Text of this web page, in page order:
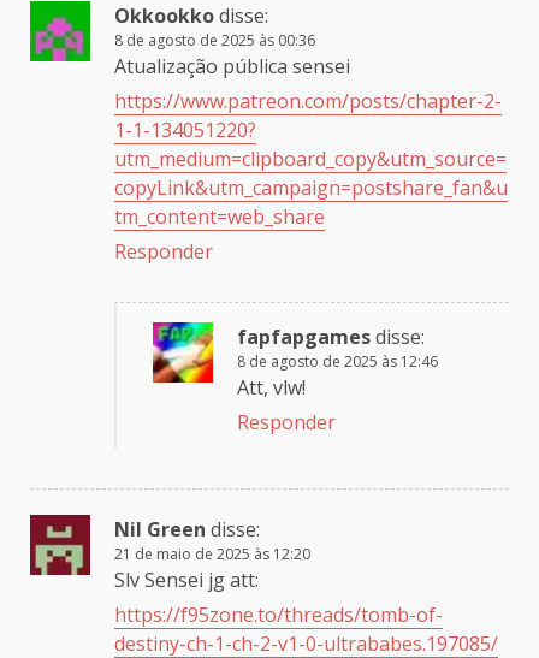
Okkookkodisse:
8 de agosto de 2025 às 00:36
Atualização pública sensei
https://www.patreon.com/posts/chapter-2-
1-1-134051220?
utm_medium=clipboard_copy&utm_source=
copyLink&utm_campaign=postshare_fan&u
tm_content=web_share
Responder
fapfapgamesdisse:
8 de agosto de 2025 às 12:46
Att, vlw!
Responder
Nil Green disse:
21 de maio de 2025 às 12:20
Slv Sensei jg att:
https://f95zone.to/threads/tomb-of-
destiny-ch-1-ch-2-v1-0-ultrababes.197085/